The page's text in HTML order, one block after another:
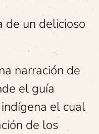
de un delicioso
narración de
el guía
el cual
de los